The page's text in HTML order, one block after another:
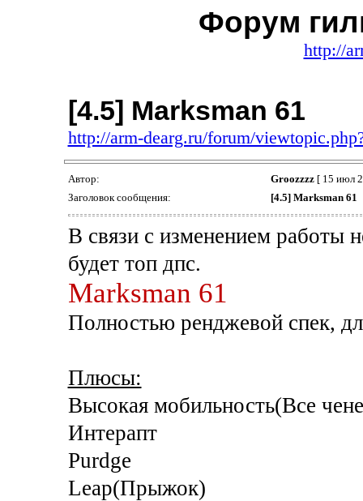
Форум
http://
[4.5] Marksman 61
http://arm-dearg.ru/forum/
Автор: Groozzzz[ 15 июл
Заголовок сообщения:
[4.5] Marksman 61
В связи с изменением работы
будет топ дпс.
Marksman 61
Полностью ренджевой спек,
Плюсы:
Высокая мобильность(Все
Интерапт
Purdge
Leap(Прыжок)